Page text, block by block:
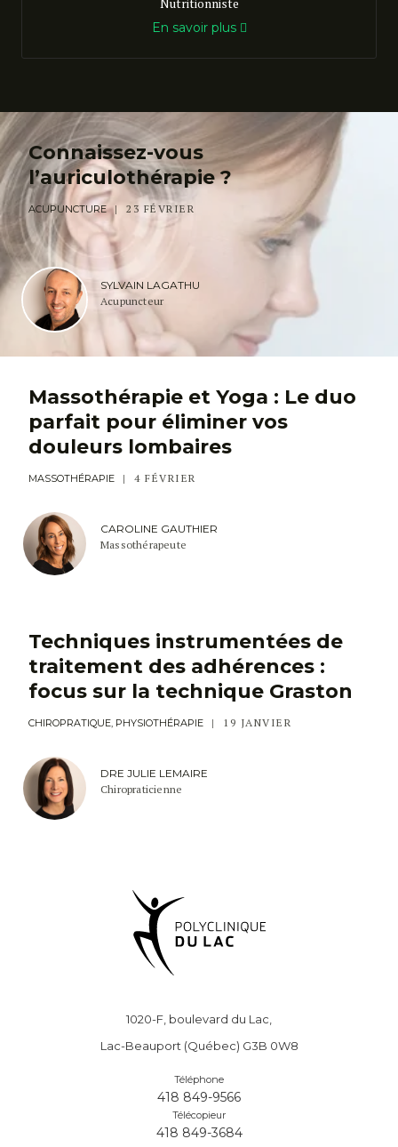
Nutritionniste
En savoir plus
Connaissez-vous
l’auriculothérapie ?
ACUPUNCTURE 23 FÉVRIER
SYLVAIN LAGATHU
Acupuncteur
Massothérapie et Yoga : Le duo
parfait pour éliminer vos
douleurs lombaires
MASSOTHÉRAPIE 4 FÉVRIER
CAROLINE GAUTHIER
Massothérapeute
Techniques instrumentées de
traitement des adhérences :
focus sur la technique Graston
CHIROPRATIQUE, PHYSIOTHÉRAPIE 19 JANVIER
DRE JULIE LEMAIRE
Chiropraticienne
1020-F, boulevard du Lac,
Lac-Beauport (Québec) G3B 0W8
Téléphone
418 849-9566
Télécopieur
418 849-3684